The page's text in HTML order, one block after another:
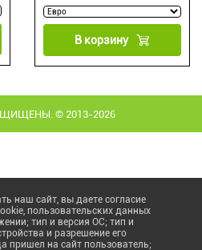
В корзину
© 2013-2026
наш сайт, вы даете согласие
пользовательских данных
тип и версия ОС; тип и
и разрешение его
пришел на сайт пользователь;